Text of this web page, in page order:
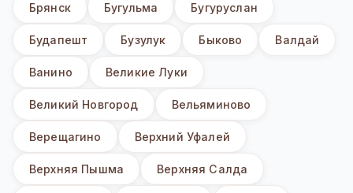
Брянск Бугульма Бугуруслан
Будапешт Бузулук Быково Валдай
Ванино Великие Луки
Великий Новгород Вельяминово
Верещагино Верхний Уфалей
Верхняя Пышма Верхняя Салда